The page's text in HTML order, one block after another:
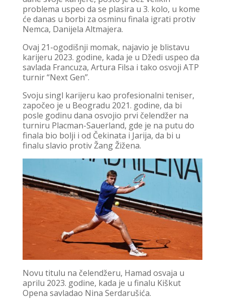
problema uspeo da se plasira u 3. kolo, u kome
će danas u borbi za osminu finala igrati protiv
Nemca, Danijela Altmajera.
Ovaj 21-ogodišnji momak, najavio je blistavu
karijeru 2023. godine, kada je u Džedi uspeo da
savlada Francuza, Artura Filsa i tako osvoji ATP
turnir “Next Gen”.
Svoju singl karijeru kao profesionalni teniser,
započeo je u Beogradu 2021. godine, da bi
posle godinu dana osvojio prvi čelendžer na
turniru Placman-Sauerland, gde je na putu do
finala bio bolji i od Čekinata i Jarija, da bi u
finalu slavio protiv Žang Žižena.
Novu titulu na čelendžeru, Hamad osvaja u
aprilu 2023. godine, kada je u finalu Kiškut
Opena savladao Nina Serdarušića.